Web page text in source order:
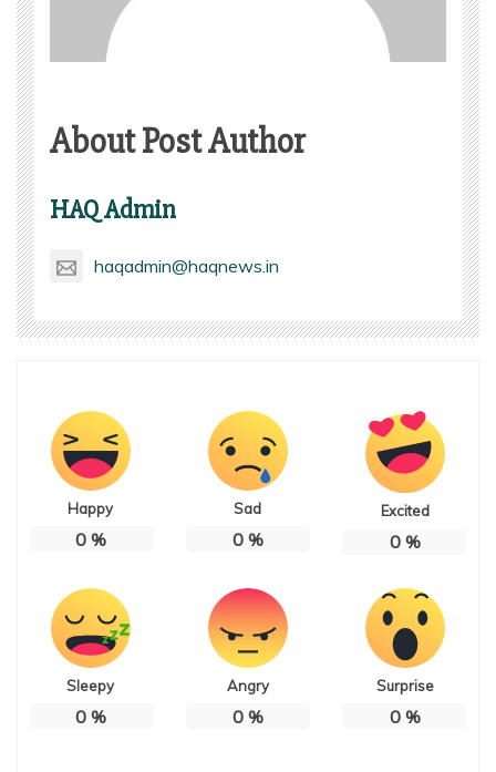
About Post Author
HAQ Admin
haqadmin@haqnews.in
Happy
0%
Sad
0%
Excited
0%
Sleepy
0%
Angry
0%
Surprise
0%